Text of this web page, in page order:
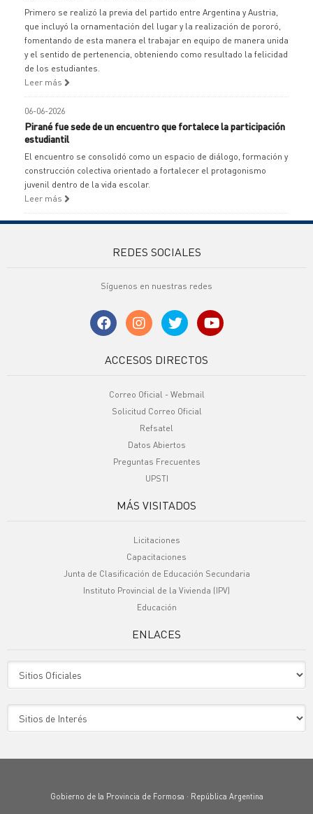
Primero se realizó la previa del partido entre Argentina y Austria,
que incluyó la ornamentación del lugar y la realización de pororó,
fomentando de esta manera el trabajar en equipo de manera unida
y el sentido de pertenencia, obteniendo como resultado la felicidad
de los estudiantes.
Leer más
06-06-2026
Pirané fue sede de un encuentro que fortalece la participación
estudiantil
El encuentro se consolidó como un espacio de diálogo, formación y
construcción colectiva orientado a fortalecer el protagonismo
juvenil dentro de la vida escolar.
Leer más
REDES SOCIALES
Síguenos en nuestras redes
ACCESOS DIRECTOS
Correo Oficial - Webmail
Solicitud Correo Oficial
Refsatel
Datos Abiertos
Preguntas Frecuentes
UPSTI
MÁS VISITADOS
Licitaciones
Capacitaciones
Junta de Clasificación de Educación Secundaria
Instituto Provincial de la Vivienda (IPV)
Educación
ENLACES
Gobierno de la Provincia de Formosa · República Argentina